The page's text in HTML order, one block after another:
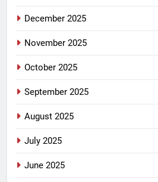
December 2025
November 2025
October 2025
September 2025
August 2025
July 2025
June 2025